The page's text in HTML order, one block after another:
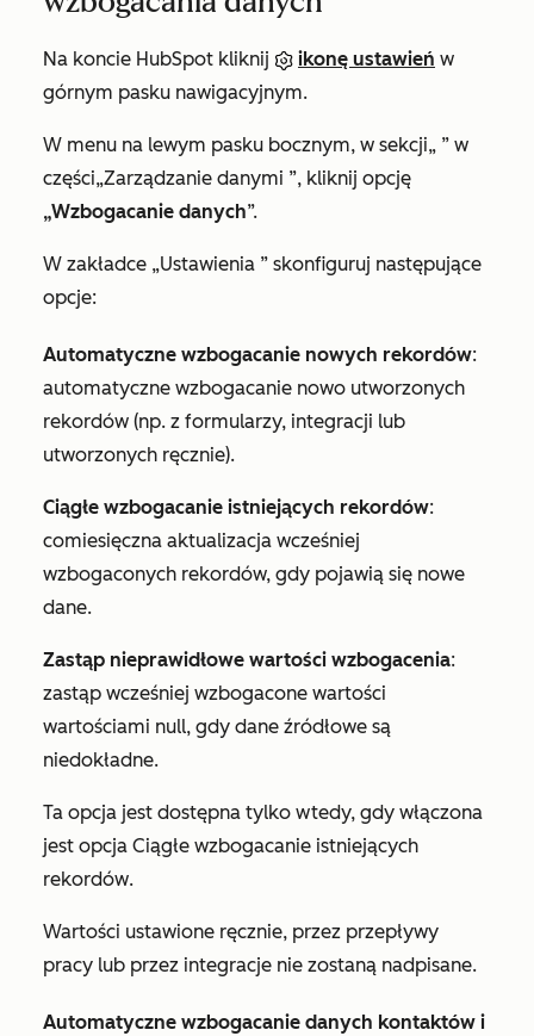
Na koncie HubSpot kliknij ikonę ustawień w
górnym pasku nawigacyjnym.
W menu na lewym pasku bocznym, w sekcji„ ” w
części„Zarządzanie danymi ”, kliknij opcję
„Wzbogacanie danych”.
W zakładce „Ustawienia ” skonfiguruj następujące
opcje:
Automatyczne wzbogacanie nowych rekordów:
automatyczne wzbogacanie nowo utworzonych
rekordów (np. z formularzy, integracji lub
utworzonych ręcznie).
Ciągłe wzbogacanie istniejących rekordów:
comiesięczna aktualizacja wcześniej
wzbogaconych rekordów, gdy pojawią się nowe
dane.
Zastąp nieprawidłowe wartości wzbogacenia:
zastąp wcześniej wzbogacone wartości
wartościami null, gdy dane źródłowe są
niedokładne.
Ta opcja jest dostępna tylko wtedy, gdy włączona
jest opcja Ciągłe wzbogacanie istniejących
rekordów.
Wartości ustawione ręcznie, przez przepływy
pracy lub przez integracje nie zostaną nadpisane.
Automatyczne wzbogacanie danych kontaktów i